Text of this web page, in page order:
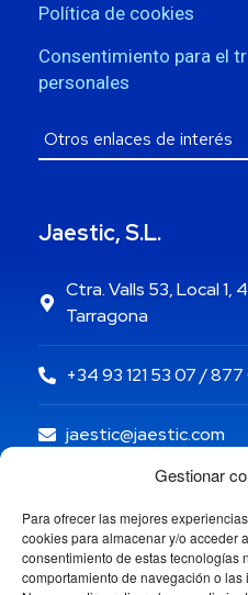
Gestionar
Para ofrecer las mejores
cookies para almacenar y/o acceder
consentimiento de estas tecnologías
comportamiento de navegación o
Política de cookies
Consentimiento para el
personales
Jaestic, S.L.
Ctra. Valls 53, Local 1,
Tarragona
+34 93 121 53 07 / 877
jaestic@jaestic.com